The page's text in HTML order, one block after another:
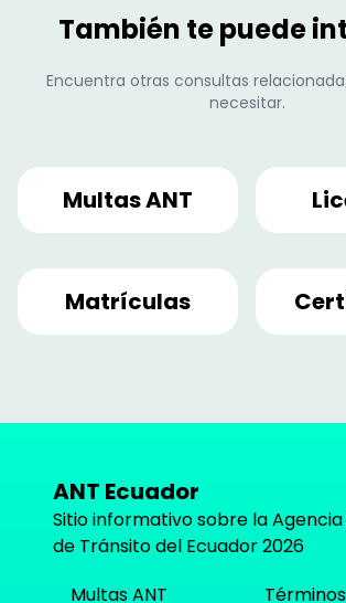
También te puede
Encuentra otras consultas
necesitar.
Multas ANT
Matrículas
ANT Ecuador
Sitio informativo sobre la
de Tránsito del Ecuador2026
Multas ANT